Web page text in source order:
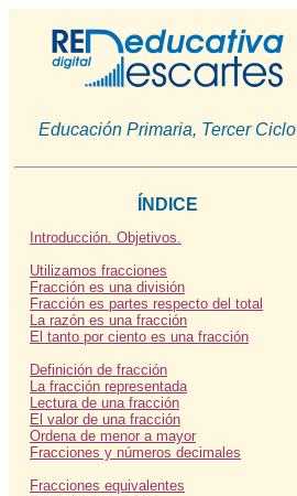
Educación Primaria, Tercer Ciclo
ÍNDICE
Introducción. Objetivos.
Utilizamos fracciones
Fracción es una división
Fracción es partes respecto del total
La razón es una fracción
El tanto por ciento es una fracción
Definición de fracción
La fracción representada
Lectura de una fracción
El valor de una fracción
Ordena de menor a mayor
Fracciones y números decimales
Fracciones equivalentes